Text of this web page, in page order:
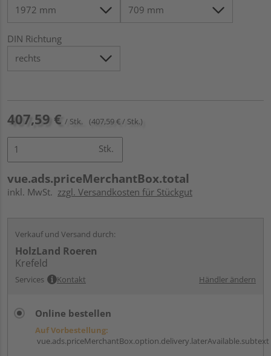
DIN Richtung
407,59 € / Stk. (407,59 € / Stk.)
Stk.
vue.ads.priceMerchantBox.total
inkl. MwSt. zzgl. Versandkosten für Stückgut
Verkauf und Versand durch:
HolzLand Roeren
Krefeld
Services Kontakt Händler ändern
Online bestellen
Auf Vorbestellung:
vue.ads.priceMerchantBox.option.delivery.laterAvailable.subtext